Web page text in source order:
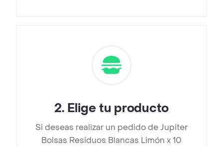
2. Elige tu producto
Si deseas realizar un pedido de Jupiter
Bolsas Residuos Blancas Limón x 10